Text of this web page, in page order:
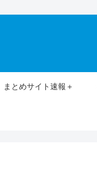
まとめサイト速報＋